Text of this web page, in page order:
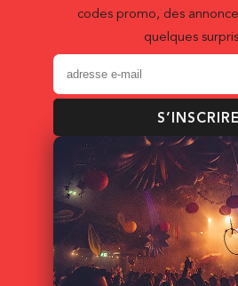
codes promo, des
quelques
S’INSCRIRE